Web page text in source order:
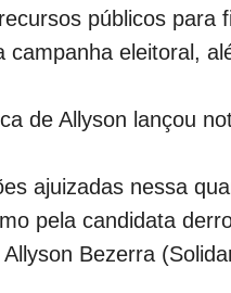
públicos para
campanha eleitoral,
de Allyson lançou
ajuizadas nessa
pela candidata
Bezerra